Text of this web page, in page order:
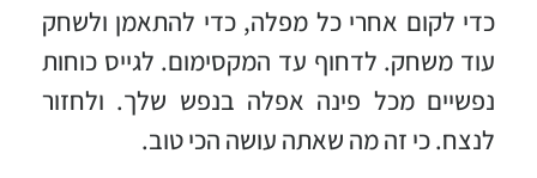
כדי לקום אחרי כל מפלה, כדי להתאמן ולשחק
עוד משחק. לדחוף עד המקסימום. לגייס כוחות
נפשיים מכל פינה אפלה בנפש שלך. ולחזור
לנצח. כי זה מה שאתה עושה הכי טוב.